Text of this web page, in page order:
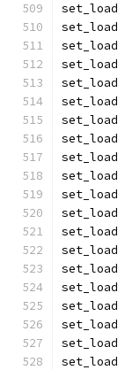
set_load
set_load
set_load
set_load
set_load
set_load
set_load
set_load
set_load
set_load
set_load
set_load
set_load
set_load
set_load
set_load
set_load
set_load
set_load
set_load